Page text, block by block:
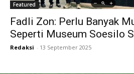
Featured
Fadli Zon: Perlu Banyak
Seperti Museum Soesilo
Redaksi - 13 September 2025